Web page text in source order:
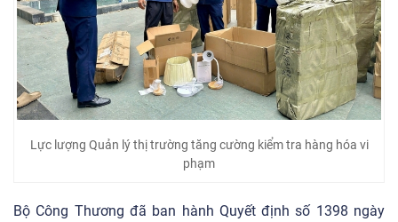
Lực lượng Quản lý thị trường tăng cường kiểm tra hàng hóa vi
phạm
Bộ Công Thương đã ban hành Quyết định số 1398 ngày